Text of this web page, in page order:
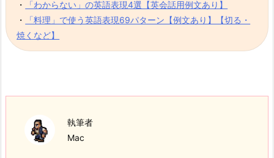
・
「わからない」の英語表現4選【英会話用例文あり】
・
「料理」で使う英語表現69パターン【例文あり】【切る・
焼くなど】
執筆者
Mac